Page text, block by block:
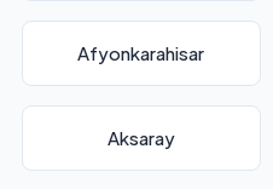
Afyonkarahisar
Aksaray